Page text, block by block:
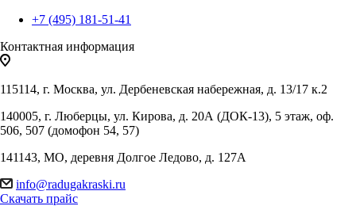
+7 (495) 181-51-41
Контактная информация
115114, г. Москва, ул. Дербеневская набережная, д. 13/17 к.2
140005, г. Люберцы, ул. Кирова, д. 20А (ДОК-13), 5 этаж, оф.
506, 507 (домофон 54, 57)
141143, МО, деревня Долгое Ледово, д. 127А
info@radugakraski.ru
Скачать прайс